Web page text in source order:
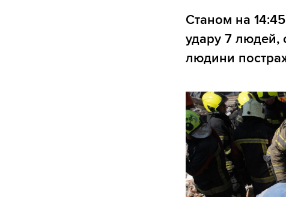
Станом на
удару 7 людей,
людини